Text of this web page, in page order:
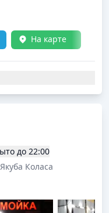
На карте
до 22:00
Коласа